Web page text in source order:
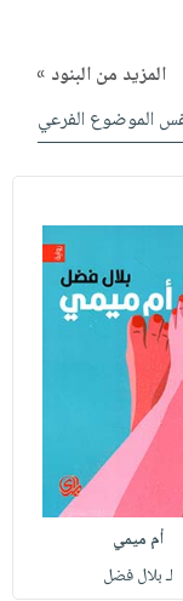
المزيد من البنود »
الموضوع الفرعي
أم ميمي
لـ بلال فضل